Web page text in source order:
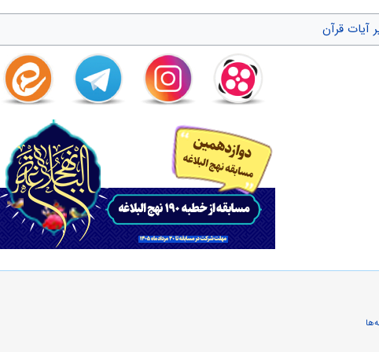
مى‌شود، جدايى از دنيايى را كه نسبت به آن مطمئن بودند به سراغشان آمده، به
در آن است)، به آنان هجوم مى‌آورد، بدن‌ها سست و رنگ‌ها دگرگون مى‌شود، مرگ آرام
مى‌كند، در آن لحظه در فكر آن است كه عمر خود را در چه چيزى از دست داده و زندگى را
همان اموالى كه در به دست آوردن آنها چشم خود را بسته و دقّت نكرده كه از حلال و
وارثان بگذارد تا بهره‌مند شوند، راحتى و خوشى اموال براى ديگران و درد سر آن
و روح از بدنش خارج مى‌شود و همچون مردارى در ميان بستگان بر زمين مى‌ماند،
و دفن مى‌كنند و به دست عملش مى‌سپارند و مى‌روند. «1»
آیات قرآن